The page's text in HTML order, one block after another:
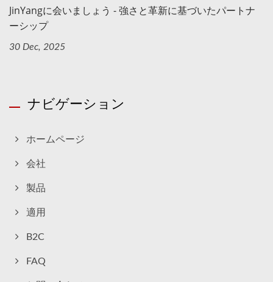
JinYangに会いましょう - 強さと革新に基づいたパートナ
ーシップ
30 Dec, 2025
ナビゲーション
ホームページ
会社
製品
適用
B2C
FAQ